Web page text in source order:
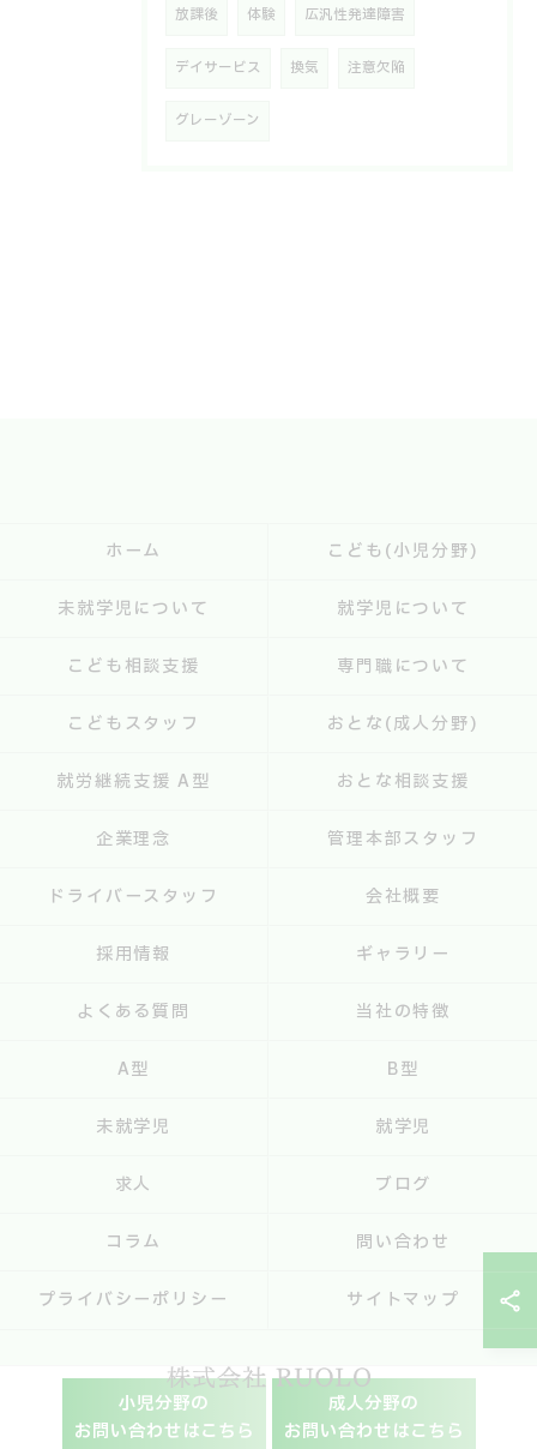
放課後 体験 広汎性発達障害
デイサービス 換気 注意欠陥
グレーゾーン
小児分野の
お問い合わせはこちら
成人分野の
お問い合わせはこちら
ホーム こども(小児分野)
未就学児について 就学児について
こども相談支援 専門職について
こどもスタッフ おとな(成人分野)
就労継続支援 A型 おとな相談支援
企業理念 管理本部スタッフ
ドライバースタッフ 会社概要
採用情報 ギャラリー
よくある質問 当社の特徴
A型 B型
未就学児 就学児
求人 ブログ
コラム 問い合わせ
プライバシーポリシー サイトマップ